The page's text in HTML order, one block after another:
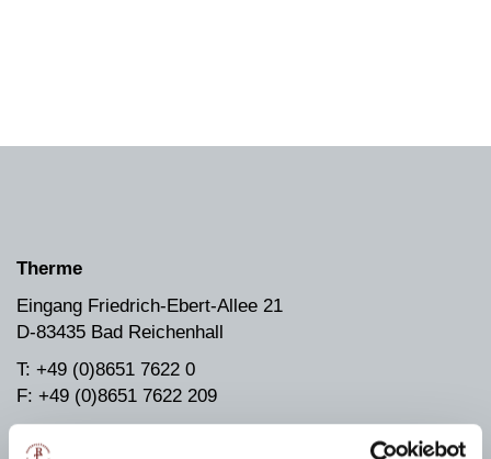
Therme
Eingang Friedrich-Ebert-Allee 21
D-83435 Bad Reichenhall
T: +49 (0)8651 7622 0
F: +49 (0)8651 7622 209